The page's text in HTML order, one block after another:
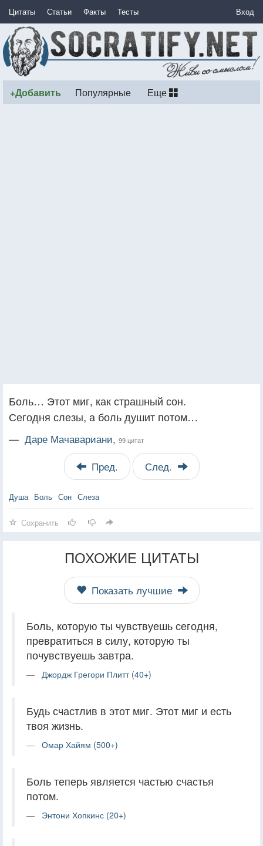
Цитаты Статьи Факты Тесты Вход
+Добавить Популярные Еще
Боль… Этот миг, как страшный сон.
Сегодня слезы, а боль душит потом…
— Даре Мачавариани, 99 цитат
Пред. След.
Душа Боль Сон Слеза
Сохранить
ПОХОЖИЕ ЦИТАТЫ
Показать лучшие
Боль, которую ты чувствуешь сегодня,
превратиться в силу, которую ты
почувствуешь завтра.
Джордж Грегори Плитт (40+)
Будь счастлив в этот миг. Этот миг и есть
твоя жизнь.
Омар Хайям (500+)
Боль теперь является частью счастья
потом.
Энтони Хопкинс (20+)